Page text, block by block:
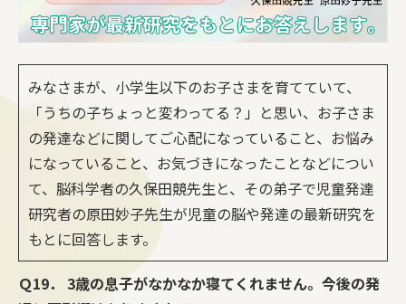
みなさまが、小学生以下のお子さまを育てていて、
「うちの子ちょっと変わってる？」と思い、お子さま
の発達などに関してご心配になっていること、お悩み
になっていること、お気づきになったことなどについ
て、脳科学者の久保田競先生と、その弟子で児童発達
研究者の原田妙子先生が児童の脳や発達の最新研究を
もとに回答します。
Ｑ19． 3歳の息子がなかなか寝てくれません。今後の発